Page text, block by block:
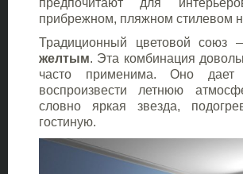
предпочитают для
прибрежном, пляжном стилевом
Традиционный цветовой союз
желтым. Эта комбинация
часто применима. Оно дает
воспроизвести летнюю
словно яркая звезда,
гостиную.